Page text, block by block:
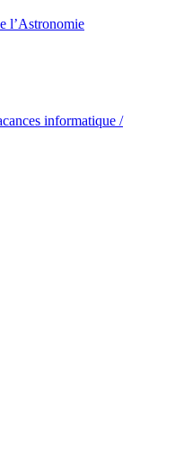
l’Astronomie
informatique /